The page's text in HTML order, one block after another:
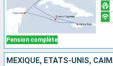
Pension complète